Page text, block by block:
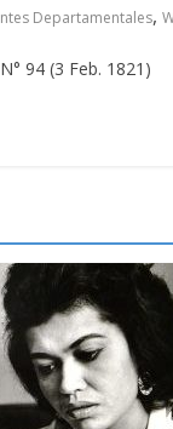
Departamentales,
94 (3 Feb. 1821)